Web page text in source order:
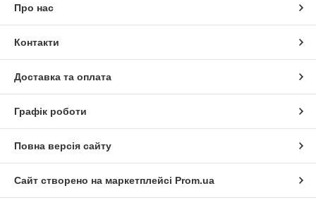
Про нас
Контакти
Доставка та оплата
Графік роботи
Повна версія сайту
Сайт створено на маркетплейсі Prom.ua